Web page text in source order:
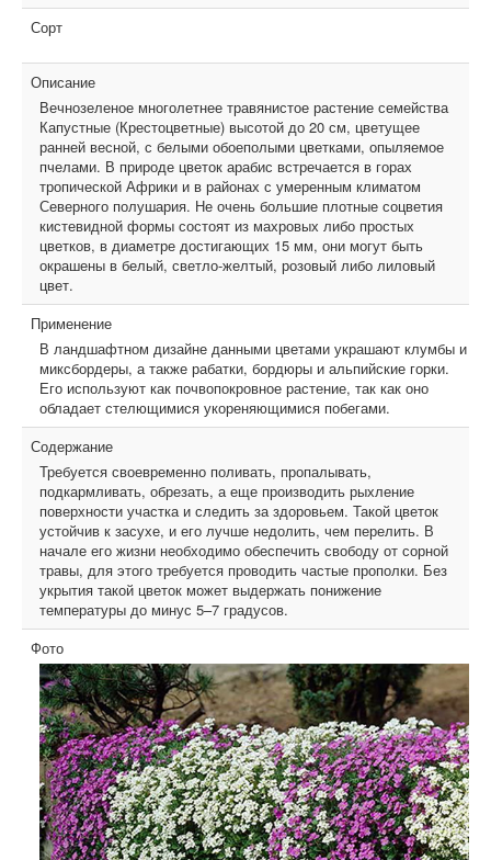
Сорт
Описание
Вечнозеленое многолетнее травянистое растение семейства
Капустные (Крестоцветные) высотой до 20 см, цветущее
ранней весной, с белыми обоеполыми цветками, опыляемое
пчелами. В природе цветок арабис встречается в горах
тропической Африки и в районах с умеренным климатом
Северного полушария. Не очень большие плотные соцветия
кистевидной формы состоят из махровых либо простых
цветков, в диаметре достигающих 15 мм, они могут быть
окрашены в белый, светло-желтый, розовый либо лиловый
цвет.
Применение
В ландшафтном дизайне данными цветами украшают клумбы и
миксбордеры, а также рабатки, бордюры и альпийские горки.
Его используют как почвопокровное растение, так как оно
обладает стелющимися укореняющимися побегами.
Содержание
Требуется своевременно поливать, пропалывать,
подкармливать, обрезать, а еще производить рыхление
поверхности участка и следить за здоровьем. Такой цветок
устойчив к засухе, и его лучше недолить, чем перелить. В
начале его жизни необходимо обеспечить свободу от сорной
травы, для этого требуется проводить частые прополки. Без
укрытия такой цветок может выдержать понижение
температуры до минус 5–7 градусов.
Фото